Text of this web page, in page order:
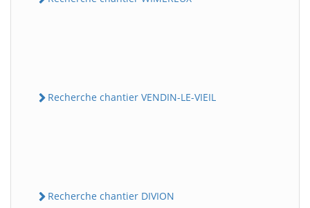
Recherche chantier VENDIN-LE-VIEIL
Recherche chantier DIVION